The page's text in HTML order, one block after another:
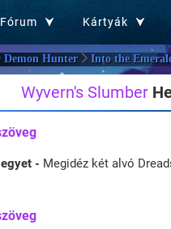
Fórum Kártyák
Demon Hunter Into the
Wyvern's Slumber
- Megidéz két alvó